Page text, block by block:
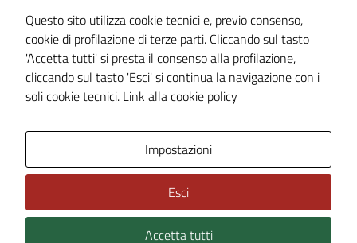
Cookie Policy
Note legali
Dichiarazione di accessibilità
Piano di miglioramento del sito
Technical Design s.r.l.
Questo sito utilizza cookie tecnici e, previo consenso,
cookie di profilazione di terze parti. Cliccando sul tasto
'Accetta tutti' si presta il consenso alla profilazione,
cliccando sul tasto 'Esci' si continua la navigazione con i
soli cookie tecnici. Link alla cookie policy
Impostazioni
Esci
Accetta tutti
Tecnici
sono necessari
per il
funzionamento
possono
essere